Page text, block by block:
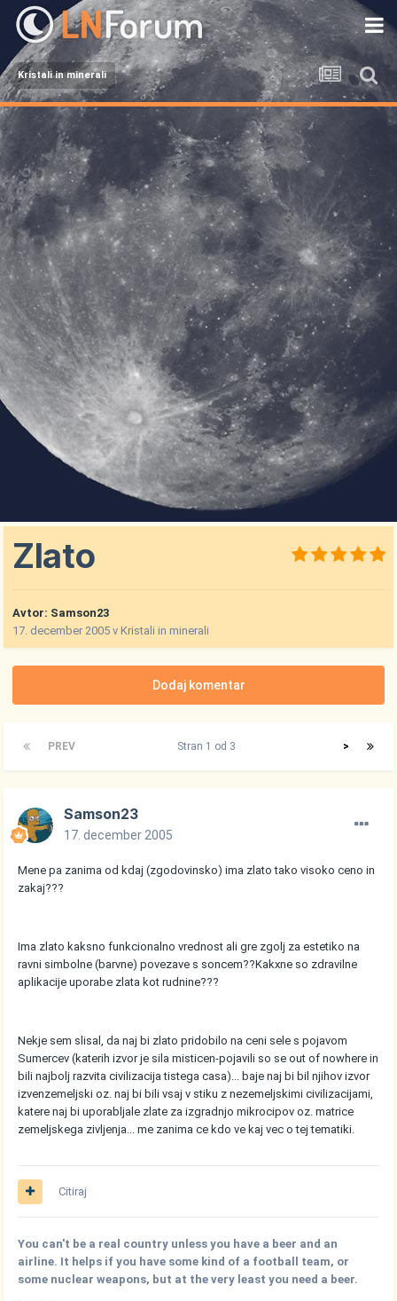
Kristali in minerali
Zlato
Avtor: Samson23
17. december 2005 vKristali in minerali
Dodaj komentar
PREV >
Stran 1 od 3
Samson23
17. december 2005
Mene pa zanima od kdaj (zgodovinsko) ima zlato tako visoko ceno in
zakaj???
Ima zlato kaksno funkcionalno vrednost ali gre zgolj za estetiko na
ravni simbolne (barvne) povezave s soncem??Kakxne so zdravilne
aplikacije uporabe zlata kot rudnine???
Nekje sem slisal, da naj bi zlato pridobilo na ceni sele s pojavom
Sumercev (katerih izvor je sila misticen-pojavili so se out of nowhere in
bili najbolj razvita civilizacija tistega casa)... baje naj bi bil njihov izvor
izvenzemeljski oz. naj bi bili vsaj v stiku z nezemeljskimi civilizacijami,
katere naj bi uporabljale zlate za izgradnjo mikrocipov oz. matrice
zemeljskega zivljenja... me zanima ce kdo ve kaj vec o tej tematiki.
Citiraj
You can't be a real country unless you have a beer and an
airline. It helps if you have some kind of a football team, or
some nuclear weapons, but at the very least you need a beer.